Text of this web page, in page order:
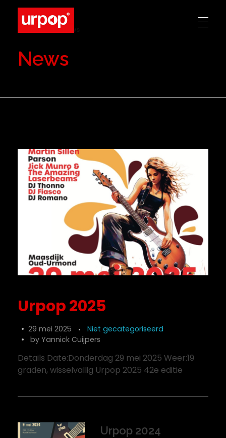
Home
News
Urpop 2025
29 mei 2025
Niet gecategoriseerd
by Yannick Cuijpers
Details Date:Donderdag 29 mei 2025 Weer:19
graden, wisselvallig Urpop 2025 42e editie
Urpop 2024